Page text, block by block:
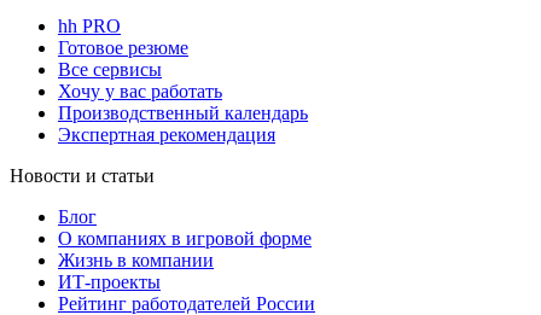
hh PRO
Готовое резюме
Все сервисы
Хочу у вас работать
Производственный календарь
Экспертная рекомендация
Новости и статьи
Блог
О компаниях в игровой форме
Жизнь в компании
ИТ-проекты
Рейтинг работодателей России